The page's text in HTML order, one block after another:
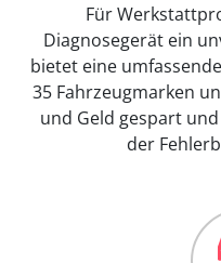
Für
Diagnosegerät ein
bietet eine
35 Fahrzeugmarken
und Geld gespart
der